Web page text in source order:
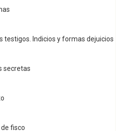
testigos. Indicios y formas dejuicios
secretas
de fisco